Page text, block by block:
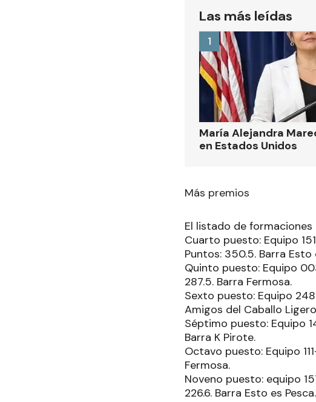
Las más leídas
María Alejandra
en Estados Unidos
1
Más premios
El listado de
Cuarto puesto: Equipo
Puntos: 350.5. Barra Esto
Quinto puesto: Equipo
287.5. Barra Fermosa.
Sexto puesto: Equipo
Amigos del Caballo
Séptimo puesto: Equipo
Barra K Pirote.
Octavo puesto: Equipo
Fermosa.
Noveno puesto: equipo
226.6. Barra Esto es Pesca.